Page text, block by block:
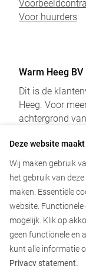
Zoeken
Voor huurders
Warm Heeg BV
Dit is de
Heeg. Voor
achtergrond
Informatie
Naar het
Deze website
Wij maken gebruik
het gebruik van
maken. Essentiële
website. Functionele
mogelijk. Klik op
geen functionele en
kunt alle informatie
Privacy statement.